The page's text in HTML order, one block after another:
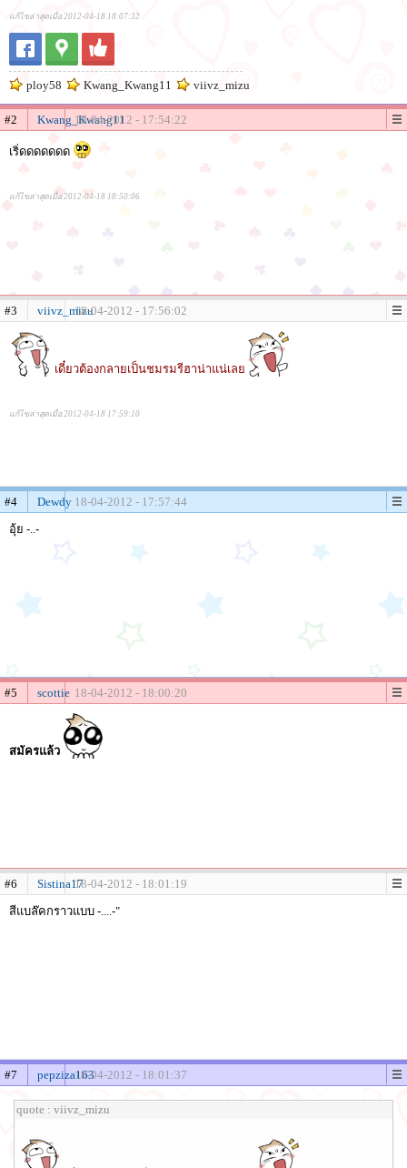
แก้ไขล่าสุดเมื่อ 2012-04-18 18:07:32
ploy58 Kwang_Kwang11 viivz_mizu
#2 Kwang_Kwang11
18-04-2012 - 17:54:22
เริ่ดดดดดดด
แก้ไขล่าสุดเมื่อ 2012-04-18 18:50:06
#3 viivz_mizu18-04-2012 - 17:56:02
เดี๋ยวต้องกลายเป็นชมรมรีฮาน่าแน่เลย
แก้ไขล่าสุดเมื่อ 2012-04-18 17:59:10
#4 Dewdy 18-04-2012 - 17:57:44
อุ้ย -..-
#5 scottie 18-04-2012 - 18:00:20
สมัครแล้ว
#6 Sistina1718-04-2012 - 18:01:19
สีแบล๊คกราวแบบ -....-"
#7 pepziza16318-04-2012 - 18:01:37
quote : viivz_mizu